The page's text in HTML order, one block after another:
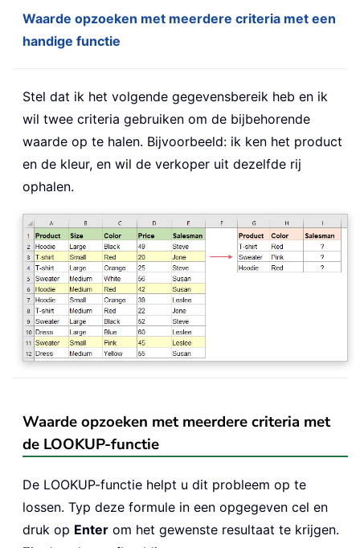
Waarde opzoeken met meerdere criteria met een
handige functie
Stel dat ik het volgende gegevensbereik heb en ik
wil twee criteria gebruiken om de bijbehorende
waarde op te halen. Bijvoorbeeld: ik ken het product
en de kleur, en wil de verkoper uit dezelfde rij
ophalen.
Waarde opzoeken met meerdere criteria met
de LOOKUP-functie
De LOOKUP-functie helpt u dit probleem op te
lossen. Typ deze formule in een opgegeven cel en
druk op Enter om het gewenste resultaat te krijgen.